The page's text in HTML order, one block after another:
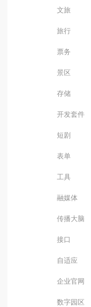
文旅
旅行
票务
景区
存储
开发套件
短剧
表单
工具
融媒体
传播大脑
接口
自适应
企业官网
数字园区